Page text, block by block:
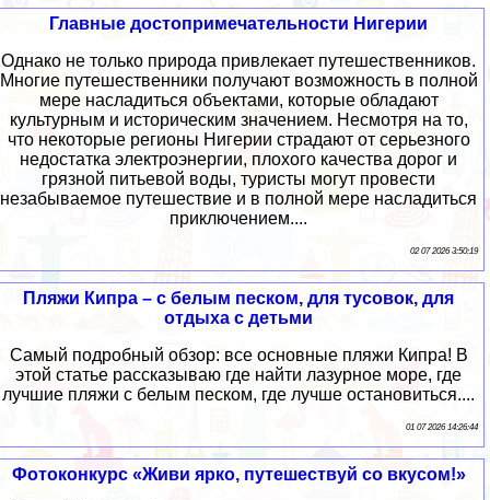
Главные достопримечательности Нигерии
Однако не только природа привлекает путешественников.
Многие путешественники получают возможность в полной
мере насладиться объектами, которые обладают
культурным и историческим значением. Несмотря на то,
что некоторые регионы Нигерии страдают от серьезного
недостатка электроэнергии, плохого качества дорог и
грязной питьевой воды, туристы могут провести
незабываемое путешествие и в полной мере насладиться
приключением....
02 07 2026 3:50:19
Пляжи Кипра – с белым песком, для тусовок, для
отдыха с детьми
Самый подробный обзор: все основные пляжи Кипра! В
этой статье рассказываю где найти лазурное море, где
лучшие пляжи с белым песком, где лучше остановиться....
01 07 2026 14:26:44
Фотоконкурс «Живи ярко, путешествуй со вкусом!»